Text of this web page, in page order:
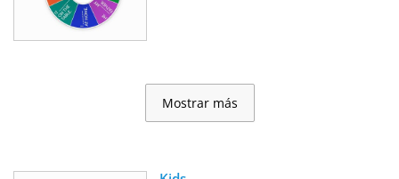
Mostrar más